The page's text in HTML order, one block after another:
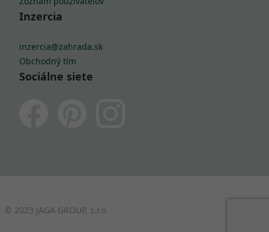
Inzercia
inzercia@zahrada.sk
Obchodný tím
Sociálne siete
© 2023 JAGA GROUP, s.r.o